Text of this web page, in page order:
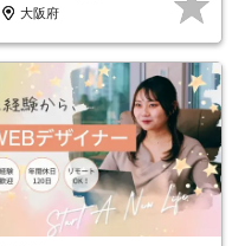
大阪府